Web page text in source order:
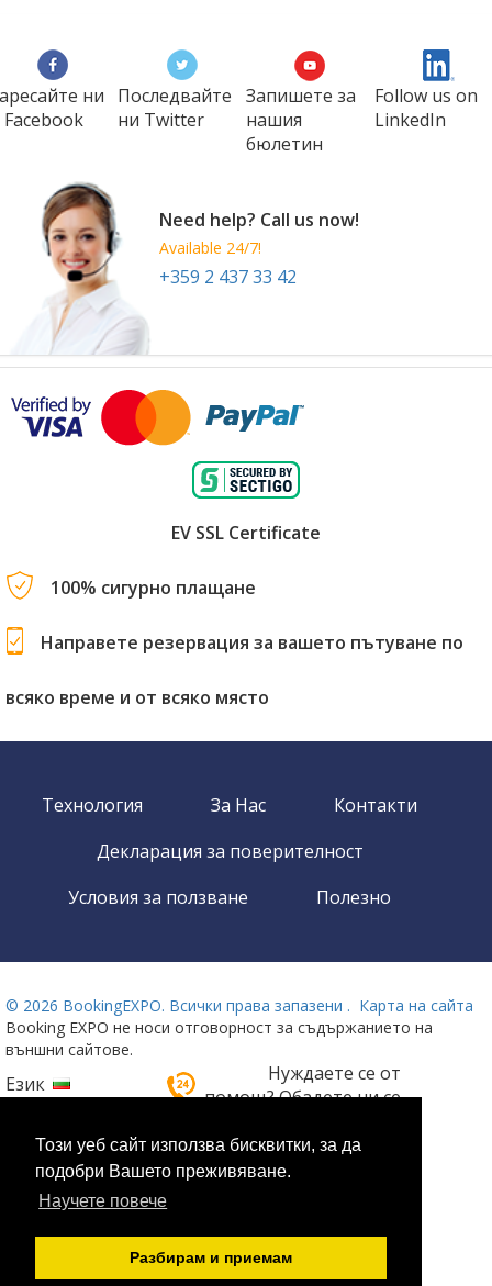
Този уеб сайт използва бисквитки, за да
подобри Вашето преживяване.
Научете повече
Разбирам и приемам
ни
Последвайте
ни Twitter
Запишете за
нашия
бюлетин
Follow us on
LinkedIn
Need help? Call us now!
Available 24/7!
+359 2 437 33 42
EV SSL Certificate
100% сигурно плащане
Направете резервация за вашето пътуване по
всяко време и от всяко място
Технология За Нас
Контакти
Декларация за поверителност
Условия за ползване
Полезно
© 2026 BookingEXPO. Всички права запазени . Карта на сайта
Booking EXPO не носи отговорност за съдържанието на
външни сайтове.
Език
Нуждаете се от
помощ? Обадете ни се
На разположение 24/7
+359 2 437 33 42